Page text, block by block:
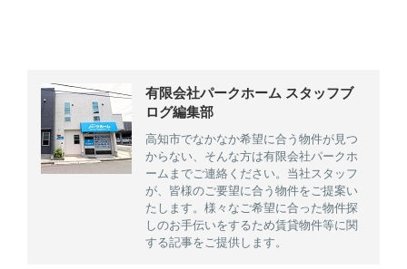
有限会社パークホーム スタッフブ
ログ編集部
高知市でなかなか希望に合う物件が見つ
からない、そんな方は有限会社パークホ
ームまでご連絡ください。当社スタッフ
が、皆様のご要望に合う物件をご提案い
たします。様々なご希望に合った物件探
しのお手伝いをするため賃貸物件等に関
する記事をご提供します。